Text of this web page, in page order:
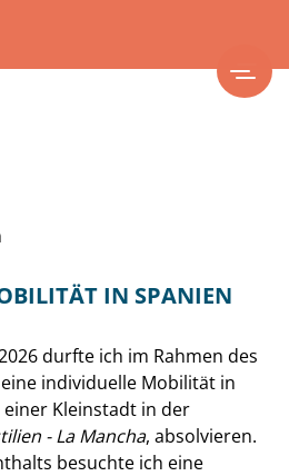
IN SPANIEN
durfte ich im Rahmen des
individuelle Mobilität in
Kleinstadt in der
- La Mancha, absolvieren.
besuchte ich eine